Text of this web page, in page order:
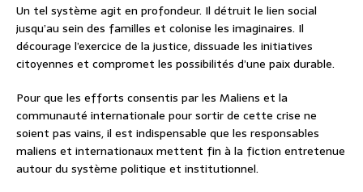
Un tel système agit en profondeur. Il détruit le lien social
jusqu’au sein des familles et colonise les imaginaires. Il
décourage l’exercice de la justice, dissuade les initiatives
citoyennes et compromet les possibilités d’une paix durable.
Pour que les efforts consentis par les Maliens et la
communauté internationale pour sortir de cette crise ne
soient pas vains, il est indispensable que les responsables
maliens et internationaux mettent fin à la fiction entretenue
autour du système politique et institutionnel.